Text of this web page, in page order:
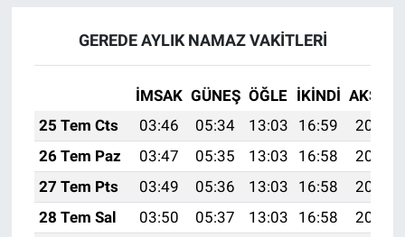
GEREDE AYLIK NAMAZ VAKITLERI
İMSAK GÜNEŞ ÖĞLE İKINDI AKŞAM
25 Tem Cts
03:46 05:34 13:03 16:59
20:22
26 Tem Paz
03:47 05:35 13:03 16:58
20:21
27 Tem Pts
03:49 05:36 13:03 16:58
20:20
28 Tem Sal
03:50 05:37 13:03 16:58
20:19